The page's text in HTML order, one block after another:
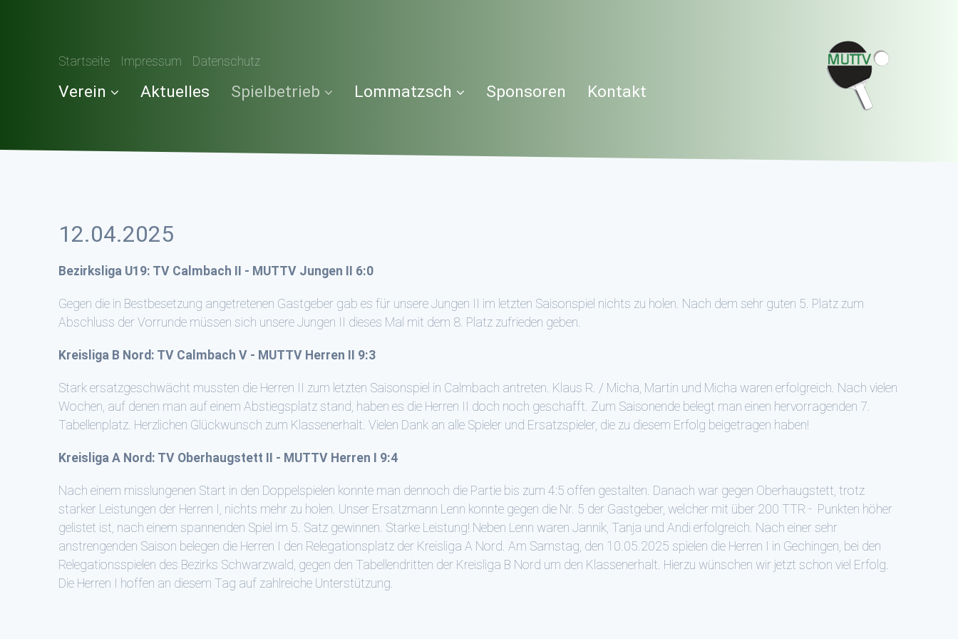
Startseite Impressum Datenschutz
Verein Aktuelles Spielbetrieb Lommatzsch Sponsoren Kontakt
12.04.2025
Bezirksliga U19: TV Calmbach II - MUTTV Jungen II 6:0
Gegen die in Bestbesetzung angetretenen Gastgeber gab es für unsere Jungen II im letzten Saisonspiel nichts zu holen. Nach dem sehr guten 5. Platz zum
Abschluss der Vorrunde müssen sich unsere Jungen II dieses Mal mit dem 8. Platz zufrieden geben.
Kreisliga B Nord: TV Calmbach V - MUTTV Herren II 9:3
Stark ersatzgeschwächt mussten die Herren II zum letzten Saisonspiel in Calmbach antreten. Klaus R. / Micha, Martin und Micha waren erfolgreich. Nach vielen
Wochen, auf denen man auf einem Abstiegsplatz stand, haben es die Herren II doch noch geschafft. Zum Saisonende belegt man einen hervorragenden 7.
Tabellenplatz. Herzlichen Glückwunsch zum Klassenerhalt. Vielen Dank an alle Spieler und Ersatzspieler, die zu diesem Erfolg beigetragen haben!
Kreisliga A Nord: TV Oberhaugstett II - MUTTV Herren I 9:4
Nach einem misslungenen Start in den Doppelspielen konnte man dennoch die Partie bis zum 4:5 offen gestalten. Danach war gegen Oberhaugstett, trotz
starker Leistungen der Herren I, nichts mehr zu holen. Unser Ersatzmann Lenn konnte gegen die Nr. 5 der Gastgeber, welcher mit über 200 TTR - Punkten höher
gelistet ist, nach einem spannenden Spiel im 5. Satz gewinnen. Starke Leistung! Neben Lenn waren Jannik, Tanja und Andi erfolgreich. Nach einer sehr
anstrengenden Saison belegen die Herren I den Relegationsplatz der Kreisliga A Nord. Am Samstag, den 10.05.2025 spielen die Herren I in Gechingen, bei den
Relegationsspielen des Bezirks Schwarzwald, gegen den Tabellendritten der Kreisliga B Nord um den Klassenerhalt. Hierzu wünschen wir jetzt schon viel Erfolg.
Die Herren I hoffen an diesem Tag auf zahlreiche Unterstützung.